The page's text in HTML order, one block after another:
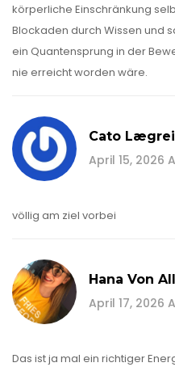
körperliche Einschränkung
Blockaden durch Wissen und
ein Quantensprung in der
nie erreicht worden wäre.
Cato
April 15, 2026
völlig am ziel vorbei
Hana Von
April 17, 2026
Das ist ja mal ein richtiger